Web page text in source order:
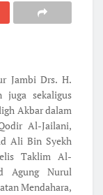
Jambi Drs. H.
juga sekaligus
Akbar dalam
Al-Jailani,
Ali Bin Syekh
Taklim Al-
Agung Nurul
Mendahara,